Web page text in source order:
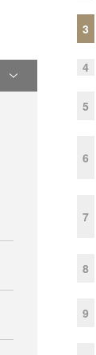
3
4
5
6
7
8
9